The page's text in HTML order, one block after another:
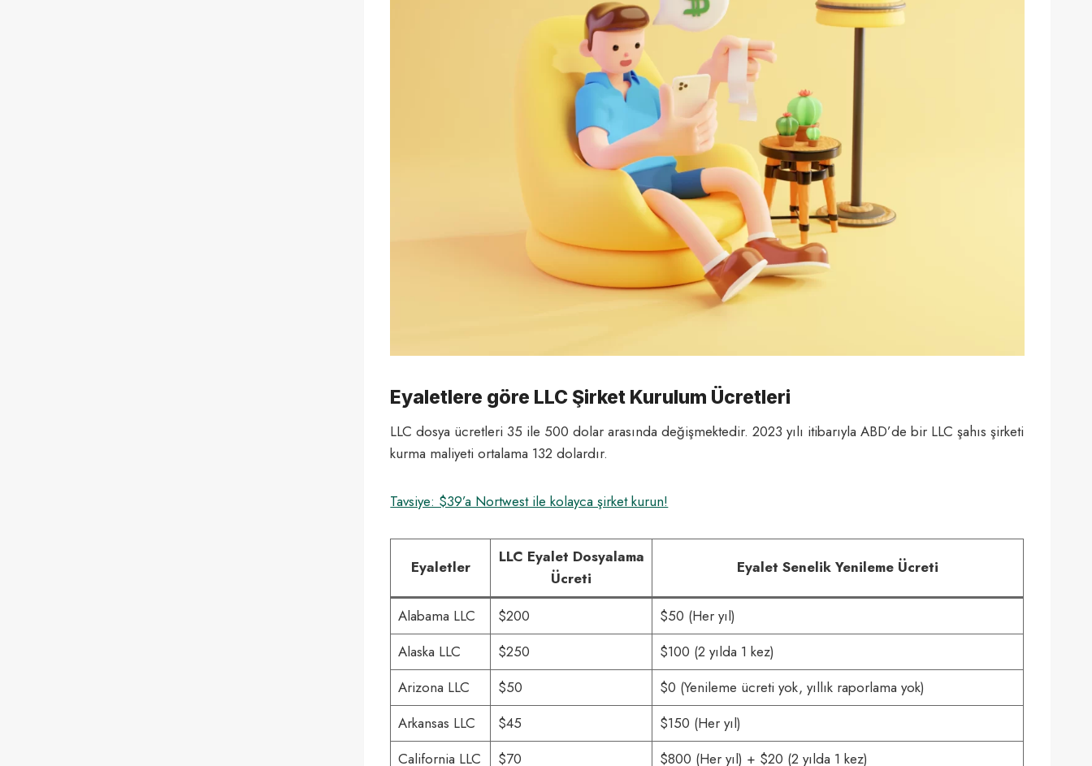
Eyaletlere göre LLC Şirket Kurulum Ücretleri
LLC dosya ücretleri 35 ile 500 dolar arasında değişmektedir. 2023 yılı itibarıyla ABD’de bir LLC şahıs şirketi
kurma maliyeti ortalama 132 dolardır.
Tavsiye: $39’a Nortwest ile kolayca şirket kurun!
Eyaletler
LLC Eyalet Dosyalama
Ücreti
Eyalet Senelik Yenileme Ücreti
Alabama LLC $200
$50 (Her yıl)
Alaska LLC
$250
$100 (2 yılda 1 kez)
Arizona LLC
$50
$0 (Yenileme ücreti yok, yıllık raporlama yok)
Arkansas LLC
$45
$150 (Her yıl)
California LLC
$70 $800 (Her yıl) + $20 (2 yılda 1 kez)